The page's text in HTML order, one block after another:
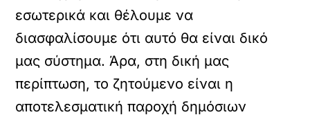
εσωτερικά και θέλουμε να
διασφαλίσουμε ότι αυτό θα είναι δικό
μας σύστημα. Άρα, στη δική μας
περίπτωση, το ζητούμενο είναι η
αποτελεσματική παροχή δημόσιων